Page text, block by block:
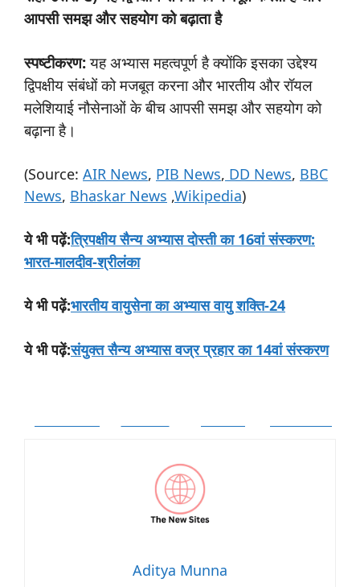
आपसी समझ और सहयोग को बढ़ाता है
स्पष्टीकरण:यह अभ्यास महत्वपूर्ण है क्योंकि इसका उद्देश्य
द्विपक्षीय संबंधों को मजबूत करना और भारतीय और रॉयल
मलेशियाई नौसेनाओं के बीच आपसी समझ और सहयोग को
बढ़ाना है।
(Source: AIR News, PIB News, DD News, BBC
News, Bhaskar News ,Wikipedia)
ये भी पढ़ें:त्रिपक्षीय सैन्य अभ्यास दोस्ती का 16वां संस्करण:
भारत-मालदीव-श्रीलंका
ये भी पढ़ें:भारतीय वायुसेना का अभ्यास वायु शक्ति-24
ये भी पढ़ें:संयुक्त सैन्य अभ्यास वज्र प्रहार का 14वां संस्करण
Aditya Munna